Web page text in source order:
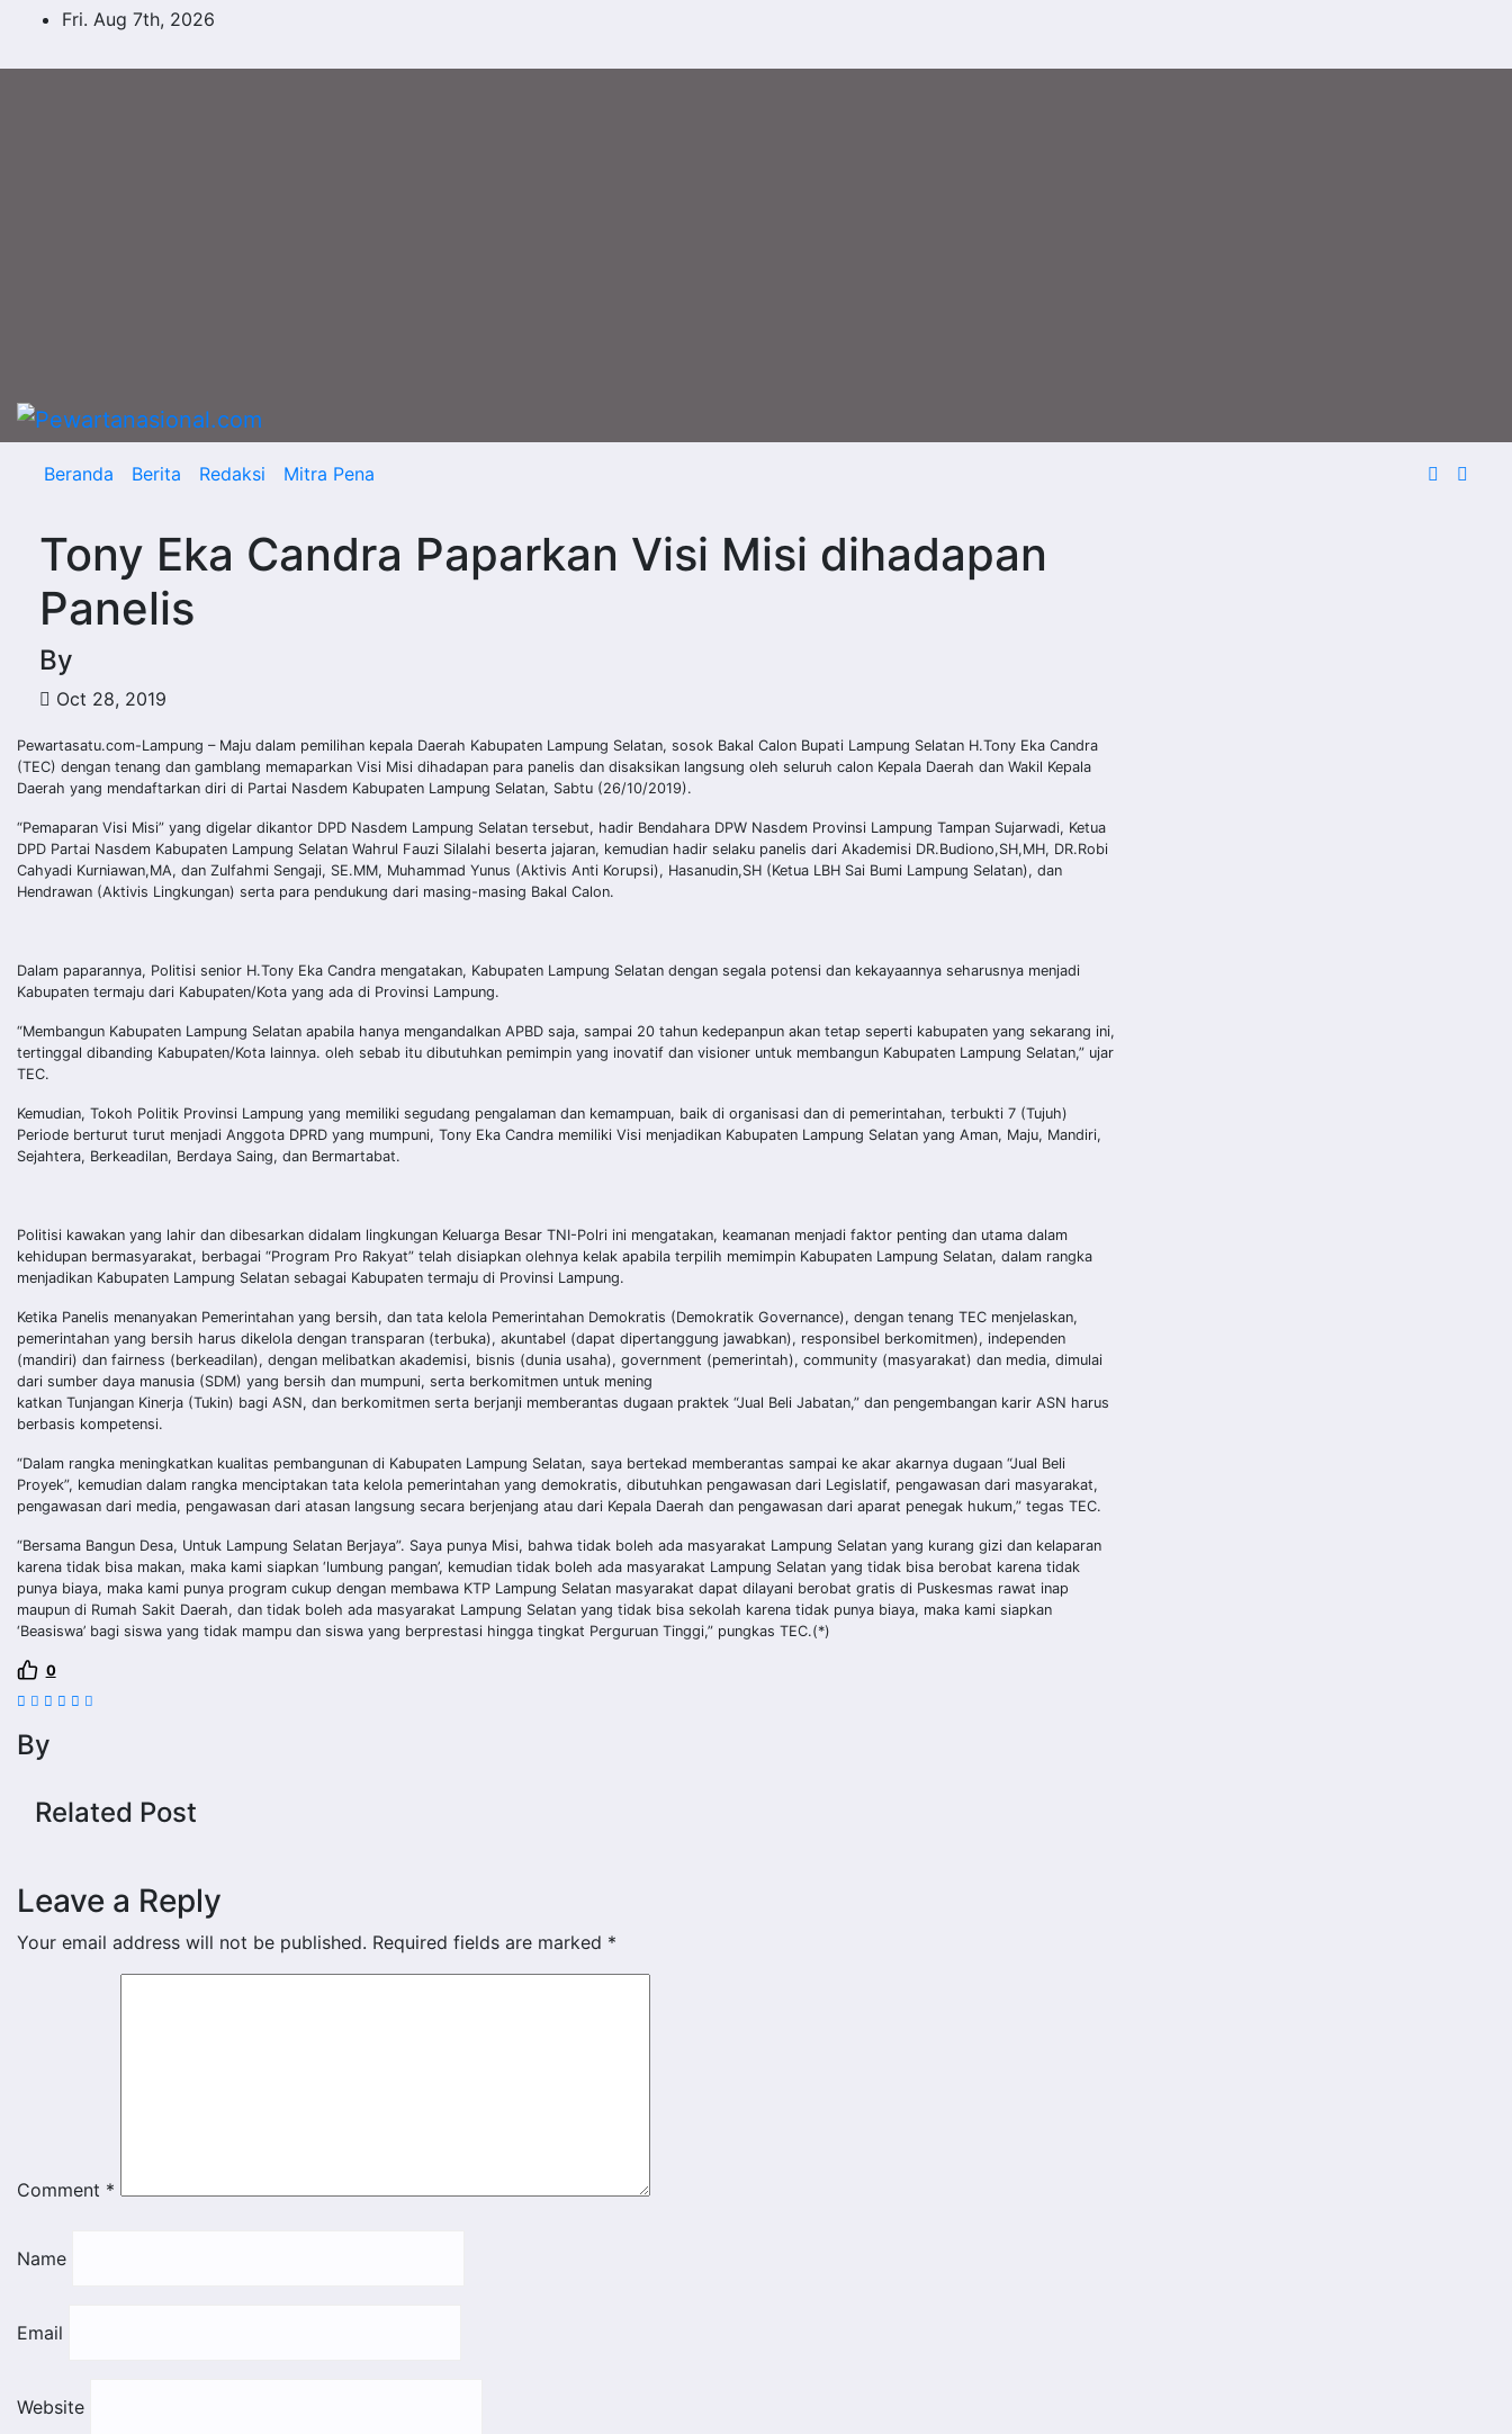
content
Fri. Aug 7th, 2026
Beranda Berita Redaksi Mitra Pena
Tony Eka Candra Paparkan Visi Misi dihadapan
Panelis
By
Oct 28, 2019
Pewartasatu.com-Lampung – Maju dalam pemilihan kepala Daerah Kabupaten Lampung Selatan, sosok Bakal Calon Bupati Lampung Selatan H.Tony Eka Candra
(TEC) dengan tenang dan gamblang memaparkan Visi Misi dihadapan para panelis dan disaksikan langsung oleh seluruh calon Kepala Daerah dan Wakil Kepala
Daerah yang mendaftarkan diri di Partai Nasdem Kabupaten Lampung Selatan, Sabtu (26/10/2019).
“Pemaparan Visi Misi” yang digelar dikantor DPD Nasdem Lampung Selatan tersebut, hadir Bendahara DPW Nasdem Provinsi Lampung Tampan Sujarwadi, Ketua
DPD Partai Nasdem Kabupaten Lampung Selatan Wahrul Fauzi Silalahi beserta jajaran, kemudian hadir selaku panelis dari Akademisi DR.Budiono,SH,MH, DR.Robi
Cahyadi Kurniawan,MA, dan Zulfahmi Sengaji, SE.MM, Muhammad Yunus (Aktivis Anti Korupsi), Hasanudin,SH (Ketua LBH Sai Bumi Lampung Selatan), dan
Hendrawan (Aktivis Lingkungan) serta para pendukung dari masing-masing Bakal Calon.
Dalam paparannya, Politisi senior H.Tony Eka Candra mengatakan, Kabupaten Lampung Selatan dengan segala potensi dan kekayaannya seharusnya menjadi
Kabupaten termaju dari Kabupaten/Kota yang ada di Provinsi Lampung.
“Membangun Kabupaten Lampung Selatan apabila hanya mengandalkan APBD saja, sampai 20 tahun kedepanpun akan tetap seperti kabupaten yang sekarang ini,
tertinggal dibanding Kabupaten/Kota lainnya. oleh sebab itu dibutuhkan pemimpin yang inovatif dan visioner untuk membangun Kabupaten Lampung Selatan,” ujar
TEC.
Kemudian, Tokoh Politik Provinsi Lampung yang memiliki segudang pengalaman dan kemampuan, baik di organisasi dan di pemerintahan, terbukti 7 (Tujuh)
Periode berturut turut menjadi Anggota DPRD yang mumpuni, Tony Eka Candra memiliki Visi menjadikan Kabupaten Lampung Selatan yang Aman, Maju, Mandiri,
Sejahtera, Berkeadilan, Berdaya Saing, dan Bermartabat.
Politisi kawakan yang lahir dan dibesarkan didalam lingkungan Keluarga Besar TNI-Polri ini mengatakan, keamanan menjadi faktor penting dan utama dalam
kehidupan bermasyarakat, berbagai “Program Pro Rakyat” telah disiapkan olehnya kelak apabila terpilih memimpin Kabupaten Lampung Selatan, dalam rangka
menjadikan Kabupaten Lampung Selatan sebagai Kabupaten termaju di Provinsi Lampung.
Ketika Panelis menanyakan Pemerintahan yang bersih, dan tata kelola Pemerintahan Demokratis (Demokratik Governance), dengan tenang TEC menjelaskan,
pemerintahan yang bersih harus dikelola dengan transparan (terbuka), akuntabel (dapat dipertanggung jawabkan), responsibel berkomitmen), independen
(mandiri) dan fairness (berkeadilan), dengan melibatkan akademisi, bisnis (dunia usaha), government (pemerintah), community (masyarakat) dan media, dimulai
dari sumber daya manusia (SDM) yang bersih dan mumpuni, serta berkomitmen untuk mening
katkan Tunjangan Kinerja (Tukin) bagi ASN, dan berkomitmen serta berjanji memberantas dugaan praktek “Jual Beli Jabatan,” dan pengembangan karir ASN harus
berbasis kompetensi.
“Dalam rangka meningkatkan kualitas pembangunan di Kabupaten Lampung Selatan, saya bertekad memberantas sampai ke akar akarnya dugaan “Jual Beli
Proyek”, kemudian dalam rangka menciptakan tata kelola pemerintahan yang demokratis, dibutuhkan pengawasan dari Legislatif, pengawasan dari masyarakat,
pengawasan dari media, pengawasan dari atasan langsung secara berjenjang atau dari Kepala Daerah dan pengawasan dari aparat penegak hukum,” tegas TEC.
“Bersama Bangun Desa, Untuk Lampung Selatan Berjaya”. Saya punya Misi, bahwa tidak boleh ada masyarakat Lampung Selatan yang kurang gizi dan kelaparan
karena tidak bisa makan, maka kami siapkan ‘lumbung pangan’, kemudian tidak boleh ada masyarakat Lampung Selatan yang tidak bisa berobat karena tidak
punya biaya, maka kami punya program cukup dengan membawa KTP Lampung Selatan masyarakat dapat dilayani berobat gratis di Puskesmas rawat inap
maupun di Rumah Sakit Daerah, dan tidak boleh ada masyarakat Lampung Selatan yang tidak bisa sekolah karena tidak punya biaya, maka kami siapkan
‘Beasiswa’ bagi siswa yang tidak mampu dan siswa yang berprestasi hingga tingkat Perguruan Tinggi,” pungkas TEC.(*)
0
By
Related Post
Leave a Reply
Your email address will not be published. Required fields are marked *
Comment *
Name
Email
Website